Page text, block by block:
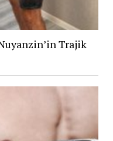
Trajik